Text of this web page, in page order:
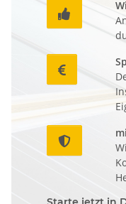


